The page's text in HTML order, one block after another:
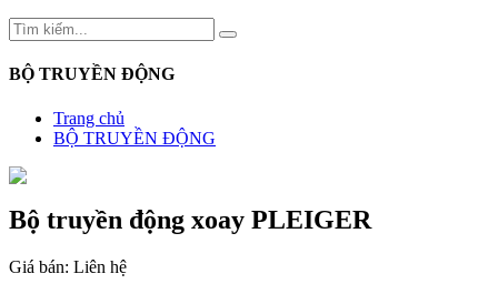
BỘ TRUYỀN ĐỘNG
Trang chủ
BỘ TRUYỀN ĐỘNG
Bộ truyền động xoay PLEIGER
Giá bán: Liên hệ